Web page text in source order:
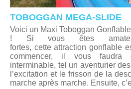
TOBOGGAN MEGA-SLIDE
Voici un Maxi Toboggan
! Si vous êtes
fortes, cette attraction gonflable
commencer, il vous faudra
interminable, tel un aventurier
l’excitation et le frisson de la
marche après marche. Ensuite,